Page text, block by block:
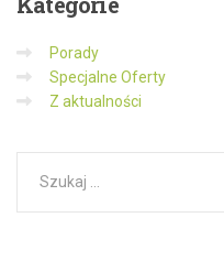
Porady
Specjalne Oferty
Z aktualności